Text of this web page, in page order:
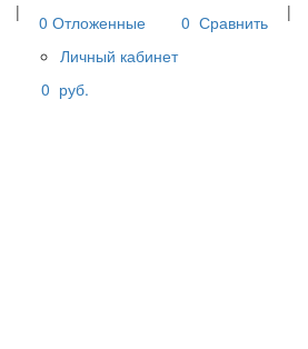
| 0 Отложенные 0 Сравнить
|
Личный кабинет
0 руб.